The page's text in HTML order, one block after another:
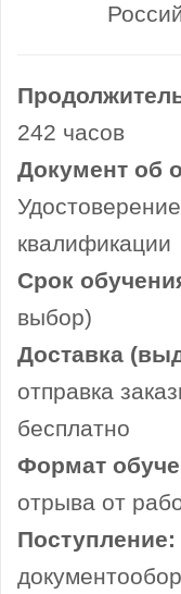
242 часов
Документ об
квалификации
Срок
выбор)
Доставка
отправка
бесплатно
Формат
отрыва от
Поступление: